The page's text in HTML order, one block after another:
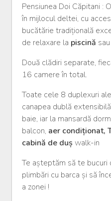
Pensiunea Doi Căpitani :
în mijlocul deltei, cu
bucătărie tradițională
de relaxare la piscină
Două clădiri separate,
16 camere în total.
Toate cele 8 duplexuri
canapea dublă
baie, iar la mansardă
balcon, aer condiționat,
cabină de duș walk-in
Te așteptăm să te
plimbări cu barca și să
a zonei !